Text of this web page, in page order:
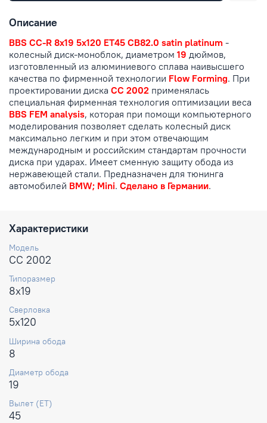
Описание
BBS CC-R 8x19 5x120 ET45 CB82.0 satin platinum -
колесный диск-моноблок, диаметром 19 дюймов,
изготовленный из алюминиевого сплава наивысшего
качества по фирменной технологии Flow Forming. При
проектировании диска CC 2002 применялась
специальная фирменная технология оптимизации веса
BBS FEM analysis, которая при помощи компьютерного
моделирования позволяет сделать колесный диск
максимально легким и при этом отвечающим
международным и российским стандартам прочности
диска при ударах. Имеет сменную защиту обода из
нержавеющей стали. Предназначен для тюнинга
автомобилей BMW; Mini. Сделано в Германии.
Характеристики
Модель
CC 2002
Типоразмер
8x19
Сверловка
5x120
Ширина обода
8
Диаметр обода
19
Вылет (ET)
45